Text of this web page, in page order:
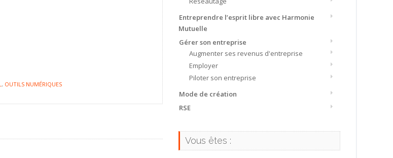
, OUTILS NUMÉRIQUES
Entreprendre l’esprit libre avec Harmonie
Mutuelle
Gérer son entreprise
Augmenter ses revenus d'entreprise
Employer
Piloter son entreprise
Mode de création
RSE
Vous êtes :